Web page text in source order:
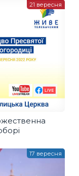
21 вересня
17 вересня